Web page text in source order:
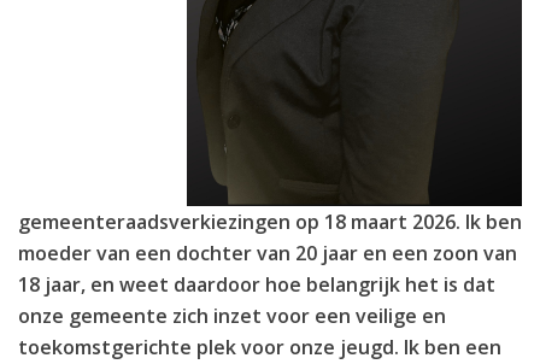
gemeenteraadsverkiezingen op 18 maart 2026. Ik ben
moeder van een dochter van 20 jaar en een zoon van
18 jaar, en weet daardoor hoe belangrijk het is dat
onze gemeente zich inzet voor een veilige en
toekomstgerichte plek voor onze jeugd. Ik ben een